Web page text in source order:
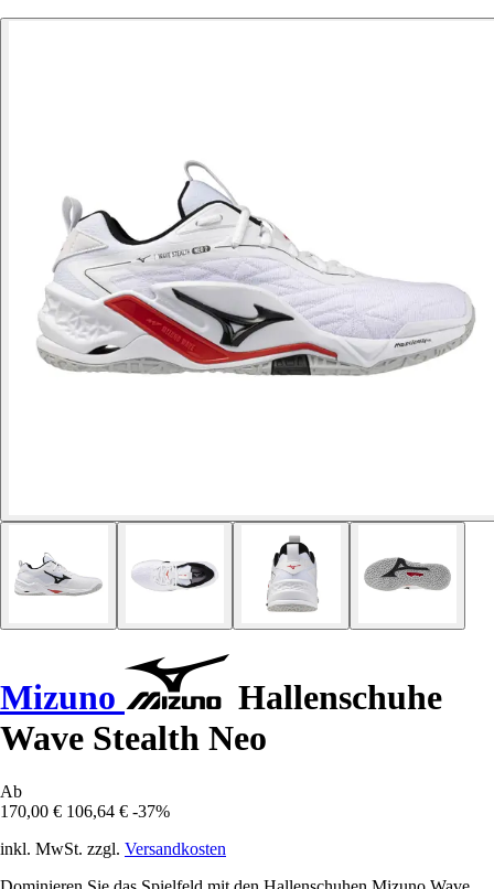
Mizuno
Hallenschuhe
Wave Stealth Neo
Ab
170,00 € 106,64 € -37%
inkl. MwSt. zzgl. Versandkosten